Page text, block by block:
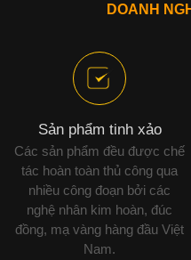
DOANH
Sản phẩm tinh xảo
Các sản phẩm đều được chế
tác hoàn toàn thủ công qua
nhiều công đoạn bởi các
nghệ nhân kim hoàn, đúc
đồng, mạ vàng hàng đầu Việt
Nam.